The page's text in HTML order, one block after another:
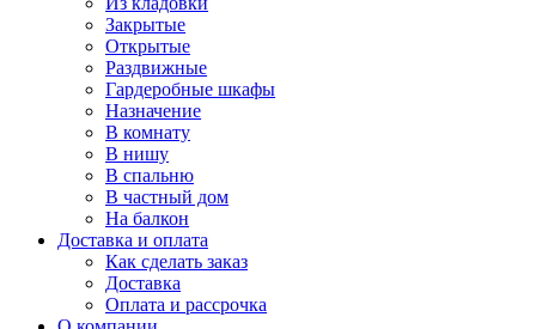
Закрытые
Открытые
Раздвижные
Гардеробные шкафы
Назначение
В комнату
В нишу
В спальню
В частный дом
На балкон
Доставка и оплата
Как сделать заказ
Доставка
Оплата и рассрочка